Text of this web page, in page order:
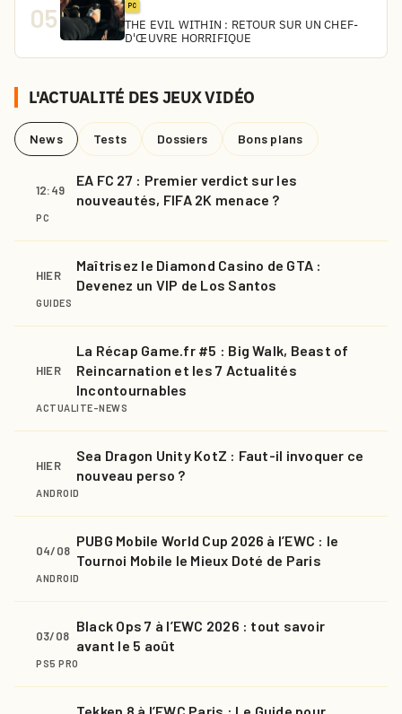
05 PC
THE EVIL WITHIN : RETOUR SUR UN CHEF-
D'ŒUVRE HORRIFIQUE
L'ACTUALITÉ DES JEUX VIDÉO
News Tests Dossiers Bons plans
12:49
EA FC 27 : Premier verdict sur les
nouveautés, FIFA 2K menace ?
PC
HIER
Maîtrisez le Diamond Casino de GTA :
Devenez un VIP de Los Santos
GUIDES
HIER
La Récap Game.fr #5 : Big Walk, Beast of
Reincarnation et les 7 Actualités
Incontournables
ACTUALITE-NEWS
HIER
Sea Dragon Unity KotZ : Faut-il invoquer ce
nouveau perso ?
ANDROID
04/08
PUBG Mobile World Cup 2026 à l’EWC : le
Tournoi Mobile le Mieux Doté de Paris
ANDROID
03/08
Black Ops 7 à l’EWC 2026 : tout savoir
avant le 5 août
PS5 PRO